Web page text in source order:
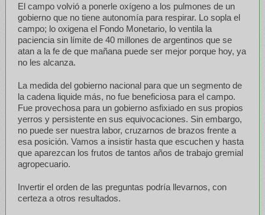
El campo volvió a ponerle oxígeno a los pulmones de un
gobierno que no tiene autonomía para respirar. Lo sopla el
campo; lo oxigena el Fondo Monetario, lo ventila la
paciencia sin límite de 40 millones de argentinos que se
atan a la fe de que mañana puede ser mejor porque hoy, ya
no les alcanza.
La medida del gobierno nacional para que un segmento de
la cadena liquide más, no fue beneficiosa para el campo.
Fue provechosa para un gobierno asfixiado en sus propios
yerros y persistente en sus equivocaciones. Sin embargo,
no puede ser nuestra labor, cruzarnos de brazos frente a
esa posición. Vamos a insistir hasta que escuchen y hasta
que aparezcan los frutos de tantos años de trabajo gremial
agropecuario.
Invertir el orden de las preguntas podría llevarnos, con
certeza a otros resultados.